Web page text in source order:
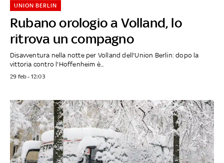
Rubano orologio a Volland, lo
ritrova un compagno
UNION BERLIN
Disavventura nella notte per Volland dell'Union Berlin: dopo la
vittoria contro l'Hoffenheim è...
29 feb - 12:03